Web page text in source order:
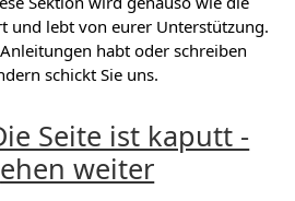
und lebt von eurer Unterstützung.
habt oder schreiben
schickt Sie uns.
Seite ist kaputt -
weiter